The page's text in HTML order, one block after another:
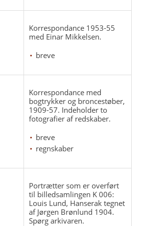
Korrespondance 1953-55
med Einar Mikkelsen.
breve
Korrespondance med
bogtrykker og broncestøber,
1909-57. Indeholder to
fotografier af redskaber.
breve
regnskaber
Portrætter som er overført
til billedsamlingen K 006:
Louis Lund, Hanserak tegnet
af Jørgen Brønlund 1904.
Spørg arkivaren.